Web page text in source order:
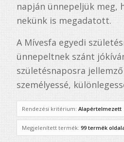
napján ünnepeljük meg,
nekünk is megadatott.
A Mívesfa egyedi
ünnepeltnek szánt
születésnaposra
személyessé,
Rendezési kritérium: Alapértelmezett
Megjelenített termék: 99 termék